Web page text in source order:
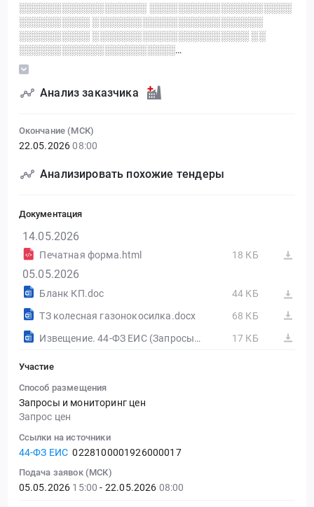
░░░░░░░░░░░░░░░░░░ ░░░░░░░░░░░░░░░░░░░░
░░░░░░░░░░ ░░░░░░░░░░░░░░░░░░░░░░░░
░░░░░░░░░░ ░░░░░░░░░░░░░░░░░░░░░░ ░░
░░░░░░░░░░░░░░░░░░░░░░
░░░░░░░░░░░░░░░░░░░░░░
░░░░░░░░░░░░░░░░░░░░ ░░░░░░░░░░░░░░░░░░
░░░░░░░░░░░░░░░░░░░░░░░░
Анализ заказчика
Окончание (МСК)
22.05.2026 08:00
Анализировать похожие тендеры
Документация
14.05.2026
Печатная форма.html 18 КБ
05.05.2026
Бланк КП.doc
44 КБ
ТЗ колесная газонокосилка.docx
68 КБ
Извещение. 44-ФЗ ЕИС (Запросы цен товаров, работ, услуг)
17 КБ
Участие
Способ размещения
Запросы и мониторинг цен
Запрос цен
Ссылки на источники
44-ФЗ ЕИС 0228100001926000017
Подача заявок (МСК)
05.05.2026 15:00 - 22.05.2026 08:00